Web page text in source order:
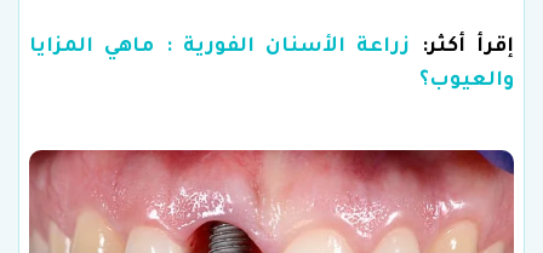
إقرأ أكثر: زراعة الأسنان الفورية : ماهي المزايا
والعيوب؟